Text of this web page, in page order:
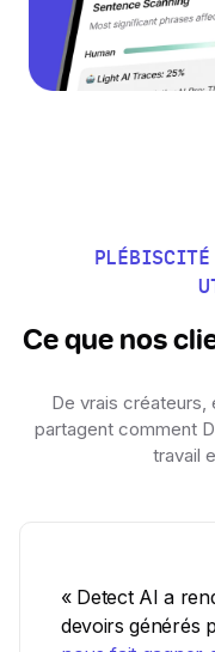
Ce que nos
De vrais
partagent comment
travail
« Detect AI a
devoirs générés